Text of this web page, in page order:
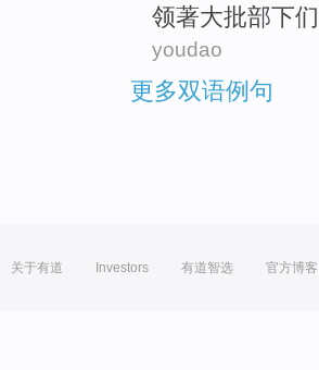
领著大批部下们
youdao
更多双语例句
关于有道 Investors 有道智选 官方博客